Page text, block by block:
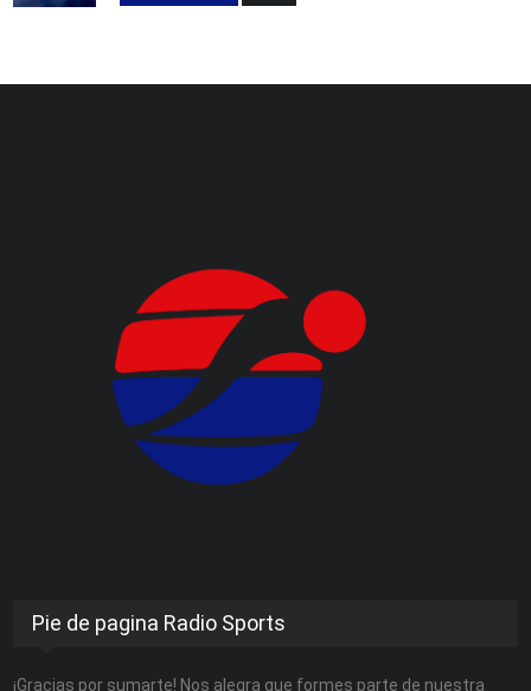
Pie de pagina Radio Sports
¡Gracias por sumarte! Nos alegra que formes parte de nuestra